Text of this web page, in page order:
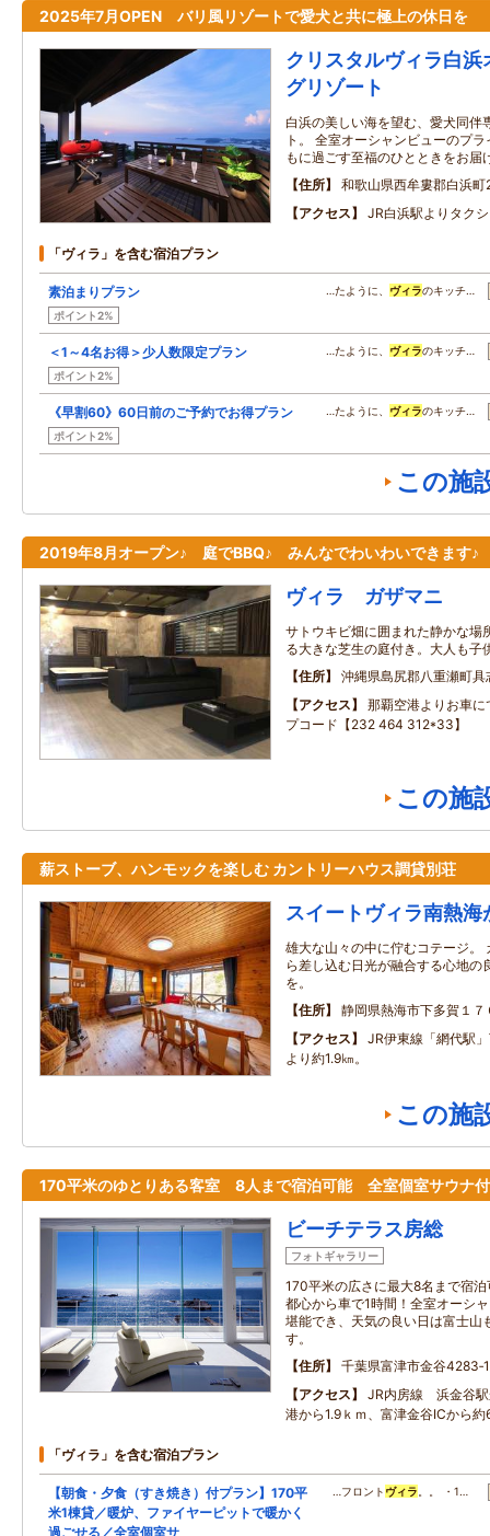
2025年7月OPEN バリ風リゾートで愛犬と共に極上の休日を
クリスタルヴィラ白
グリゾート
白浜の美しい海を望む、愛犬同伴
ト。 全室オーシャンビューのプ
もに過ごす至福のひとときをお届
住所
和歌山県西牟婁郡白浜町
アクセス
JR白浜駅よりタク
「ヴィラ」を含む宿泊プラン
素泊まりプラン
ポイント2%
…たように、 ヴィラのキッチ…
＜1～4名お得＞少人数限定プラン
ポイント2%
…たように、 ヴィラのキッチ…
《早割60》60日前のご予約でお得プラン
ポイント2%
…たように、 ヴィラのキッチ…
この施
2019年8月オープン♪ 庭でBBQ♪ みんなでわいわいできます♪
ヴィラ ガザマニ
サトウキビ畑に囲まれた静かな場
る大きな芝生の庭付き。大人も子
住所
沖縄県島尻郡八重瀬町具
アクセス
那覇空港よりお車
プコード【232 464 312*33】
この施
薪ストーブ、ハンモックを楽しむ カントリーハウス調貸別荘
スイートヴィラ南熱海
雄大な山々の中に佇むコテージ。
ら差し込む日光が融合する心地の
を。
住所
静岡県熱海市下多賀１７
アクセス
JR伊東線「網代駅
より約1.9㎞。
この施
170平米のゆとりある客室 8人まで宿泊可能 全室個室サウナ
ビーチテラス房総
フォトギャラリー
170平米の広さに最大8名まで宿
都心から車で1時間！全室オーシ
堪能でき、天気の良い日は富士山
す。
住所
千葉県富津市金谷4283‐1
アクセス
JR内房線 浜金谷駅
港から1.9ｋｍ、富津金谷ICから約
「ヴィラ」を含む宿泊プラン
【朝食・夕食（すき焼き）付プラン】170平
米1棟貸／暖炉、ファイヤーピットで暖かく
過ごせる／全室個室サ
…フロント ヴィラ 。。 ・1…